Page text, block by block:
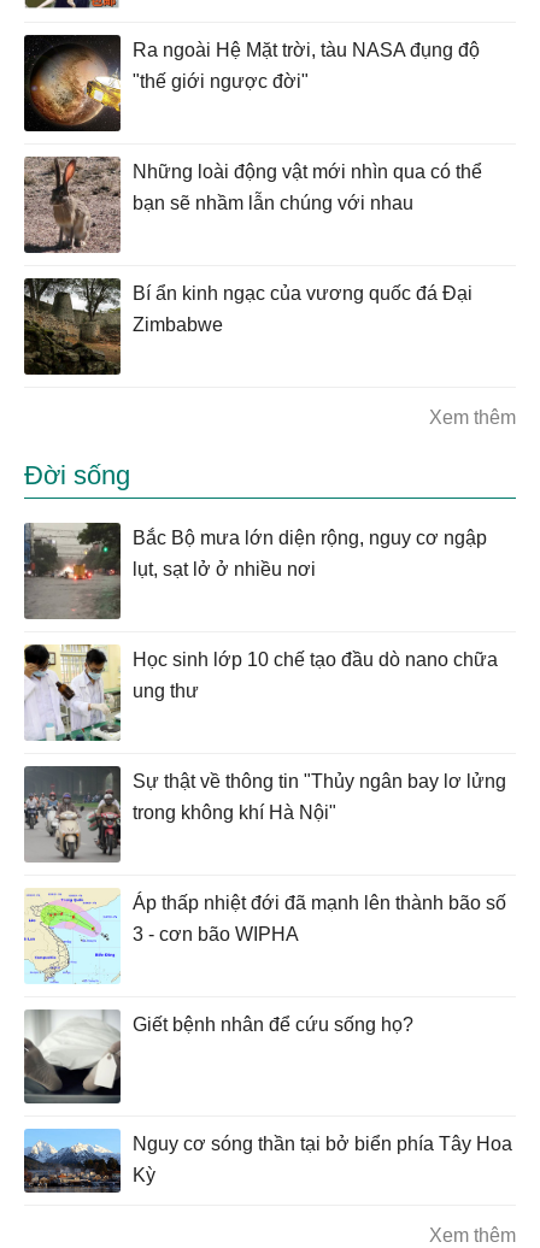
Ra ngoài Hệ Mặt trời, tàu NASA đụng độ
"thế giới ngược đời"
Những loài động vật mới nhìn qua có thể
bạn sẽ nhầm lẫn chúng với nhau
Bí ẩn kinh ngạc của vương quốc đá Đại
Zimbabwe
Xem thêm
Đời sống
Bắc Bộ mưa lớn diện rộng, nguy cơ ngập
lụt, sạt lở ở nhiều nơi
Học sinh lớp 10 chế tạo đầu dò nano chữa
ung thư
Sự thật về thông tin "Thủy ngân bay lơ lửng
trong không khí Hà Nội"
Áp thấp nhiệt đới đã mạnh lên thành bão số
3 - cơn bão WIPHA
Giết bệnh nhân để cứu sống họ?
Nguy cơ sóng thần tại bở biển phía Tây Hoa
Kỳ
Xem thêm